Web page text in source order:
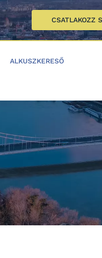
CSATLAKOZZ
ALKUSZKERESŐ